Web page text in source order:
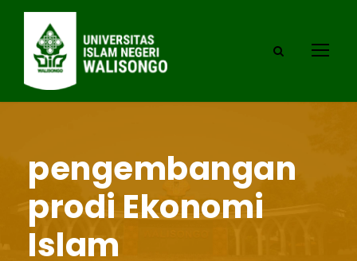
pengembangan
prodi Ekonomi
Islam